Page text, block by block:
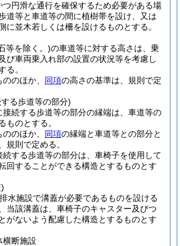
つ円滑な通行を確保するため必要がある場
道等と車道等の間に植樹帯を設け、又は
に並木若しくは柵を設けるものとする。
等を除く。)の車道等に対する高さは、乗
び車両乗入れ部の設置の状況等を考慮し
る。
のほか、 同項の高さの基準は、規則で定
る歩道等の部分)
接続する歩道等の部分の縁端は、車道等の
ものとする。
のほか、 同項の縁端と車道等との部分と
規則で定める。
続する歩道等の部分は、車椅子を使用して
回することができる構造とするものとす
水施設で溝蓋が必要であるものを設ける
当該溝蓋は、車椅子のキャスター及びつ
がないよう配慮した構造とするものとす
横断施設